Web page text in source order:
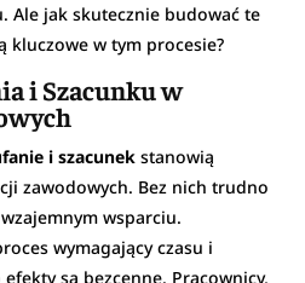
Ale jak skutecznie budować te
kluczowe w tym procesie?
i Szacunku w
i szacunek stanowią
zawodowych. Bez nich trudno
wsparciu.
wymagający czasu i
są bezcenne. Pracownicy,